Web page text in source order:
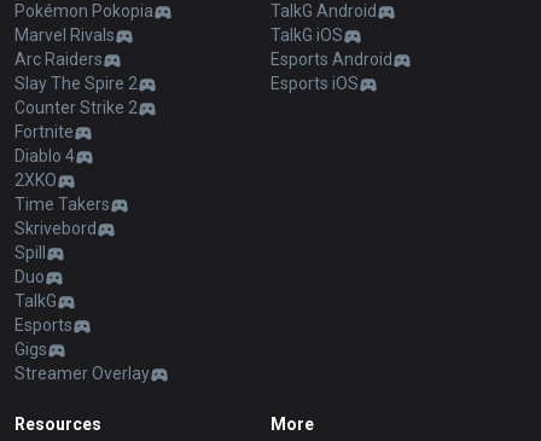
Pokémon Pokopia
Marvel Rivals
Arc Raiders
Slay The Spire 2
Counter Strike 2
Fortnite
Diablo 4
2XKO
Time Takers
Skrivebord
Spill
Duo
TalkG
Esports
Gigs
Streamer Overlay
TalkG Android
TalkG iOS
Esports Android
Esports iOS
Resources More